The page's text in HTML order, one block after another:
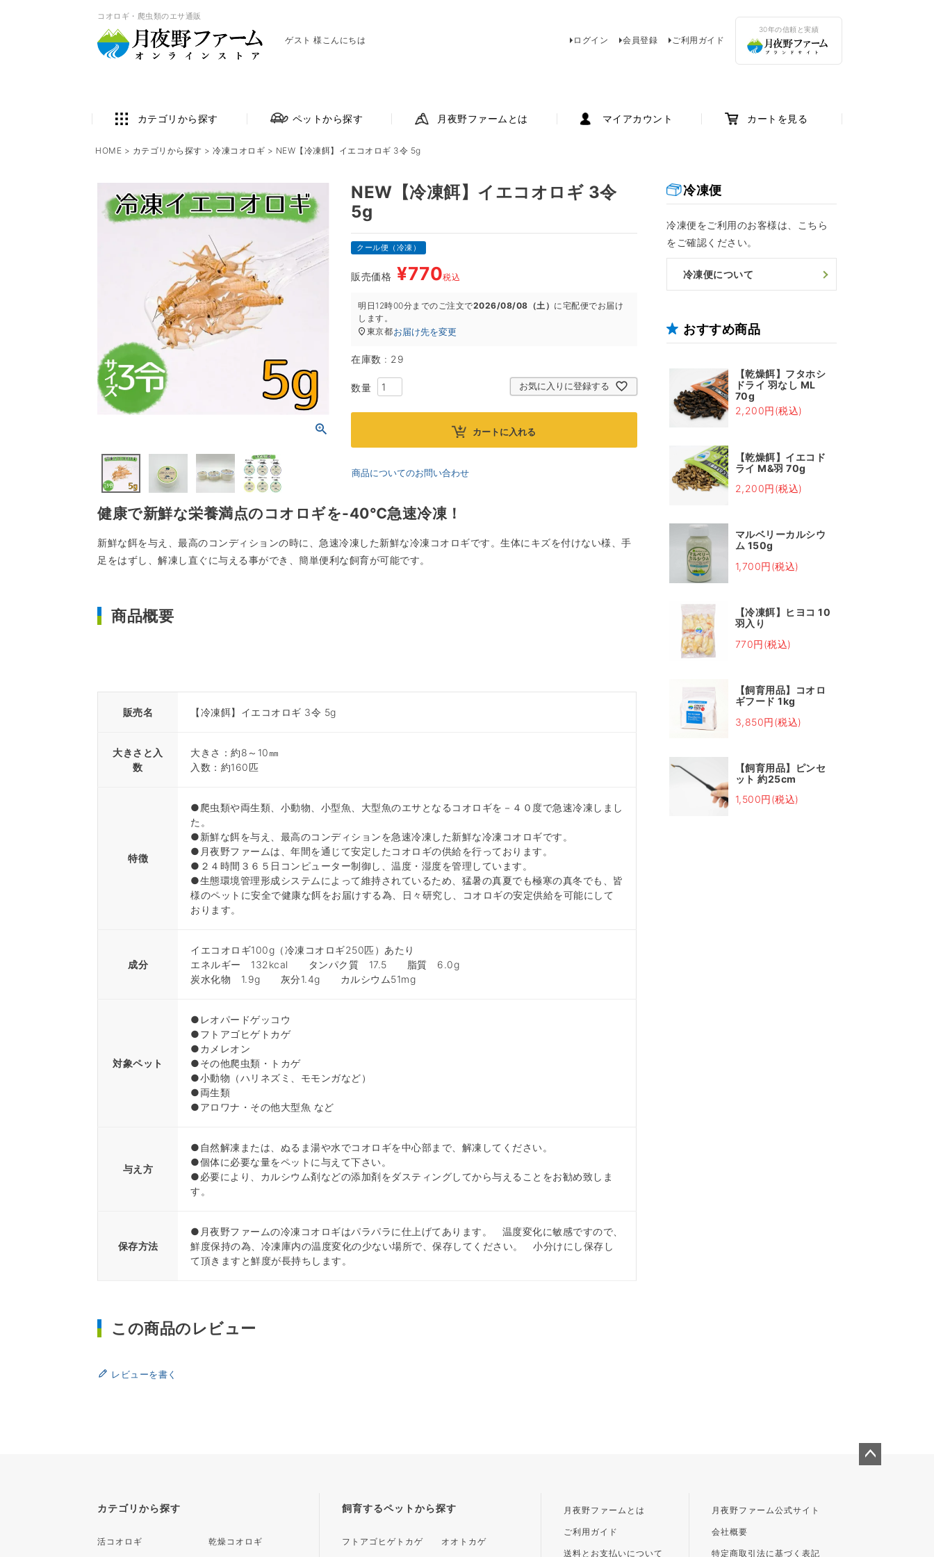
コオロギ・爬虫類のエサ通販
ゲスト 様こんにちは ログイン 会員登録 ご利用ガイド
30年の信頼と実績
カテゴリから探す ペットから探す 月夜野ファームとは マイアカウント カートを見る
HOME カテゴリから探す 冷凍コオロギ NEW【冷凍餌】イエコオロギ 3令 5g
冷凍便
冷凍便をご利用のお客様は、こちら
をご確認ください。
冷凍便について
おすすめ商品
【乾燥餌】フタホシ
ドライ 羽なし ML
70g
2,200円(税込)
【乾燥餌】イエコド
ライ M&羽 70g
2,200円(税込)
マルベリーカルシウ
ム 150g
1,700円(税込)
【冷凍餌】ヒヨコ 10
羽入り
770円(税込)
【飼育用品】コオロ
ギフード 1kg
3,850円(税込)
【飼育用品】ピンセ
ット 約25cm
1,500円(税込)
NEW【冷凍餌】イエコオロギ 3令
5g
クール便（冷凍）
販売価格 ¥770税込
明日 12時00分までのご注文で2026/08/08（土） に宅配便でお届け
します。
東京都お届け先を変更
在庫数 29
お気に入りに登録する
カートに入れる
商品についてのお問い合わせ
健康で新鮮な栄養満点のコオロギを-40℃急速冷凍！
新鮮な餌を与え、最高のコンディションの時に、急速冷凍した新鮮な冷凍コオロギです。生体にキズを付けない様、手
足をはずし、解凍し直ぐに与える事ができ、簡単便利な飼育が可能です。
商品概要
販売名 【冷凍餌】イエコオロギ 3令 5g
大きさと入
数
大きさ：約8～10㎜
入数：約160匹
特徴
●爬虫類や両生類、小動物、小型魚、大型魚のエサとなるコオロギを－４０度で急速冷凍しまし
た。
●新鮮な餌を与え、最高のコンディションを急速冷凍した新鮮な冷凍コオロギです。
●月夜野ファームは、年間を通じて安定したコオロギの供給を行っております。
●２４時間３６５日コンピューター制御し、温度・湿度を管理しています。
●生態環境管理形成システムによって維持されているため、猛暑の真夏でも極寒の真冬でも、皆
様のペットに安全で健康な餌をお届けする為、日々研究し、コオロギの安定供給を可能にして
おります。
成分
イエコオロギ100g（冷凍コオロギ250匹）あたり
エネルギー 132kcal タンパク質 17.5 脂質 6.0g
炭水化物 1.9g 灰分1.4g カルシウム51mg
対象ペット
●レオパードゲッコウ
●フトアゴヒゲトカゲ
●カメレオン
●その他爬虫類・トカゲ
●小動物（ハリネズミ、モモンガなど）
●両生類
●アロワナ・その他大型魚 など
与え方
●自然解凍または、ぬるま湯や水でコオロギを中心部まで、解凍してください。
●個体に必要な量をペットに与えて下さい。
●必要により、カルシウム剤などの添加剤をダスティングしてから与えることをお勧め致しま
す。
保存方法
●月夜野ファームの冷凍コオロギはパラパラに仕上げてあります。 温度変化に敏感ですので、
鮮度保持の為、冷凍庫内の温度変化の少ない場所で、保存してください。 小分けにし保存し
て頂きますと鮮度が長持ちします。
この商品のレビュー
レビューを書く
カテゴリから探す
活コオロギ 乾燥コオロギ
飼育するペットから探す
フトアゴヒゲトカゲ オオトカゲ
月夜野ファームとは
ご利用ガイド
送料とお支払いについて
月夜野ファーム公式サイト
会社概要
特定商取引法に基づく表記